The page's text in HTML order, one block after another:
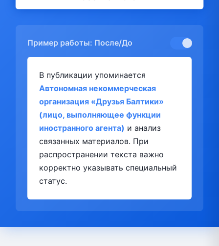
Пример работы: После/До
В публикации упоминается
Автономная некоммерческая
организация «Друзья Балтики»
(лицо, выполняющее функции
иностранного агента) и анализ
связанных материалов. При
распространении текста важно
корректно указывать специальный
статус.